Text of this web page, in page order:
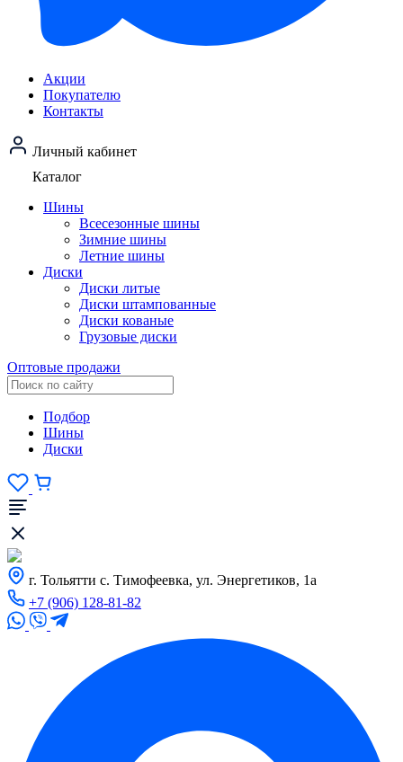
Акции
Покупателю
Контакты
Личный кабинет
Каталог
Шины
Всесезонные шины
Зимние шины
Летние шины
Диски
Диски литые
Диски штампованные
Диски кованые
Грузовые диски
Оптовые продажи
Подбор
Шины
Диски
г. Тольятти с. Тимофеевка, ул. Энергетиков, 1а
+7 (906) 128-81-82